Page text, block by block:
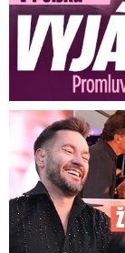
Cesty
Jejich další
Karolíny
kombinují
naivity i
autorových
obsáhnout
náročné
Koncert